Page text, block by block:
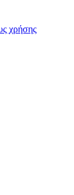
χρήσης